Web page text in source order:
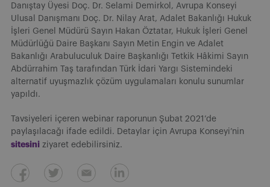
Danıştay Üyesi Doç. Dr. Selami Demirkol, Avrupa Konseyi
Ulusal Danışmanı Doç. Dr. Nilay Arat, Adalet Bakanlığı Hukuk
İşleri Genel Müdürü Sayın Hakan Öztatar, Hukuk İşleri Genel
Müdürlüğü Daire Başkanı Sayın Metin Engin ve Adalet
Bakanlığı Arabuluculuk Daire Başkanlığı Tetkik Hâkimi Sayın
Abdürrahim Taş tarafından Türk İdari Yargı Sistemindeki
alternatif uyuşmazlık çözüm uygulamaları konulu sunumlar
yapıldı.
Tavsiyeleri içeren webinar raporunun Şubat 2021’de
paylaşılacağı ifade edildi. Detaylar için Avrupa Konseyi’nin
sitesini ziyaret edebilirsiniz.